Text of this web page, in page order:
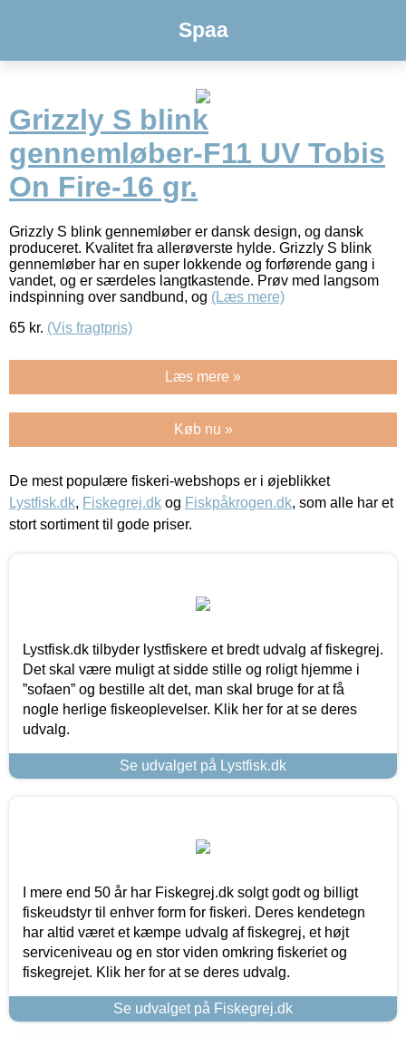
Spaa
Grizzly S blink
gennemløber-F11 UV Tobis
On Fire-16 gr.
Grizzly S blink gennemløber er dansk design, og dansk
produceret. Kvalitet fra allerøverste hylde. Grizzly S blink
gennemløber har en super lokkende og forførende gang i
vandet, og er særdeles langtkastende. Prøv med langsom
indspinning over sandbund, og (Læs mere)
65 kr. (Vis fragtpris)
Læs mere »
Køb nu »
De mest populære fiskeri-webshops er i øjeblikket
Lystfisk.dk, Fiskegrej.dk og Fiskpåkrogen.dk, som alle har et
stort sortiment til gode priser.
Lystfisk.dk tilbyder lystfiskere et bredt udvalg af fiskegrej.
Det skal være muligt at sidde stille og roligt hjemme i
”sofaen” og bestille alt det, man skal bruge for at få
nogle herlige fiskeoplevelser. Klik her for at se deres
udvalg.
Se udvalget på Lystfisk.dk
I mere end 50 år har Fiskegrej.dk solgt godt og billigt
fiskeudstyr til enhver form for fiskeri. Deres kendetegn
har altid været et kæmpe udvalg af fiskegrej, et højt
serviceniveau og en stor viden omkring fiskeriet og
fiskegrejet. Klik her for at se deres udvalg.
Se udvalget på Fiskegrej.dk